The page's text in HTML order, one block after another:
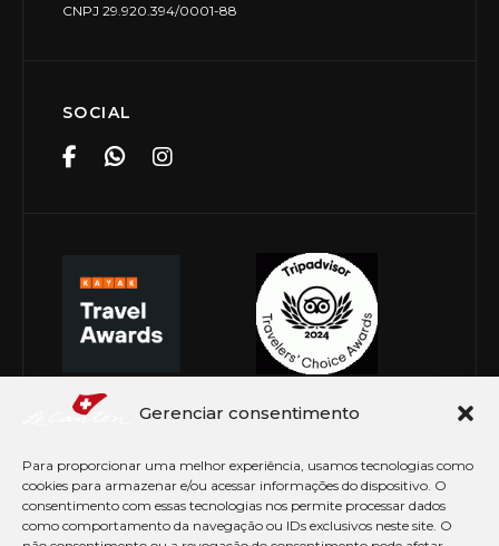
Gerenciar consentimento
Para proporcionar uma melhor experiência, usamos tecnologias como
cookies para armazenar e/ou acessar informações do dispositivo. O
consentimento com essas tecnologias nos permite processar dados
como comportamento da navegação ou IDs exclusivos neste site. O
CNPJ 29.920.394/0001-88
SOCIAL